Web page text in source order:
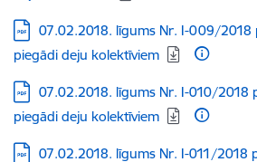
Lejupielādēt:
07.02.2018. līgums Nr. I-009/2018
piegādi deju kolektīviem
Lejupielādēt:
07.02.2018. līgums Nr. I-010/2018
piegādi deju kolektīviem
Lejupielādēt:
07.02.2018. līgums Nr. I-011/2018